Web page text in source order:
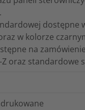
w kolorze
na
oraz standardowe